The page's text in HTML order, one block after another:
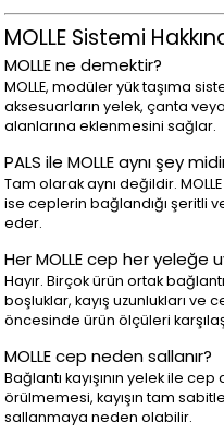
MOLLE Sistemi
MOLLE ne demektir?
MOLLE, modüler yük taşıma
aksesuarların yelek, çanta
alanlarına eklenmesini sağlar.
PALS ile MOLLE aynı şey
Tam olarak aynı değildir.
ise ceplerin bağlandığı şeritli
eder.
Her MOLLE cep her yeleğe
Hayır. Birçok ürün ortak
boşluklar, kayış uzunlukları ve
öncesinde ürün ölçüleri
MOLLE cep neden sallanır?
Bağlantı kayışının yelek ile
örülmemesi, kayışın tam
sallanmaya neden olabilir.